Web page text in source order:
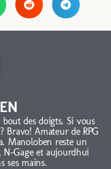
des doigts. Si vous
Bravo! Amateur de RPG
Manoloben reste un
N-Gage et aujourdhui
ses mains.